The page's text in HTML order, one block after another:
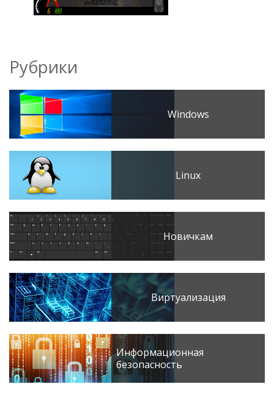
Рубрики
Windows
Linux
Новичкам
Виртуализация
Информационная
безопасность